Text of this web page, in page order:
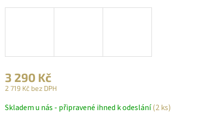
3 290 Kč
2 719 Kč bez DPH
cena:
Skladem u nás - připravené ihned k odeslání(2 ks)